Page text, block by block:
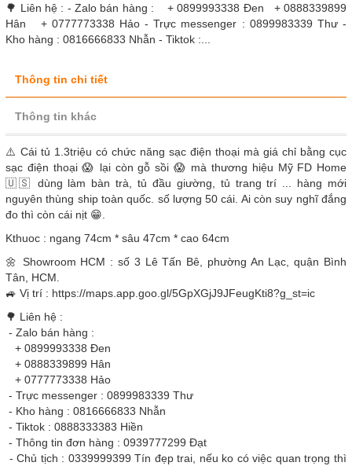
🌳 Liên hệ : - Zalo bán hàng : + 0899993338 Đen + 0888339899
Hân + 0777773338 Hảo - Trực messenger : 0899983339 Thư -
Kho hàng : 0816666833 Nhẫn - Tiktok :...
Thông tin chi tiết
Thông tin khác
⚠️ Cái tủ 1.3triệu có chức năng sạc điện thoại mà giá chỉ bằng cục
sạc điện thoại 😱 lại còn gỗ sồi 😱 mà thương hiệu Mỹ FD Home
🇺🇸 dùng làm bàn trà, tủ đầu giường, tủ trang trí ... hàng mới
nguyên thùng ship toàn quốc. số lượng 50 cái. Ai còn suy nghĩ đắng
đo thì còn cái nịt 😁.
Kthuoc : ngang 74cm * sâu 47cm * cao 64cm
🌼 Showroom HCM : số 3 Lê Tấn Bê, phường An Lạc, quận Bình
Tân, HCM.
🚙 Vị trí : https://maps.app.goo.gl/5GpXGjJ9JFeugKti8?g_st=ic
🌳 Liên hệ :
- Zalo bán hàng :
+ 0899993338 Đen
+ 0888339899 Hân
+ 0777773338 Hảo
- Trực messenger : 0899983339 Thư
- Kho hàng : 0816666833 Nhẫn
- Tiktok : 0888333383 Hiền
- Thông tin đơn hàng : 0939777299 Đạt
- Chủ tịch : 0339999399 Tín đẹp trai, nếu ko có việc quan trọng thì